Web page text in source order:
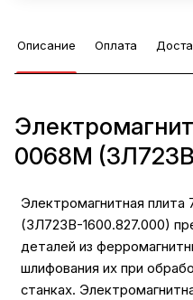
Описание Оплата
0068М
Электромагнитная плита
(3Л723В-1600.827.000)
деталей из
шлифования их при
станках.